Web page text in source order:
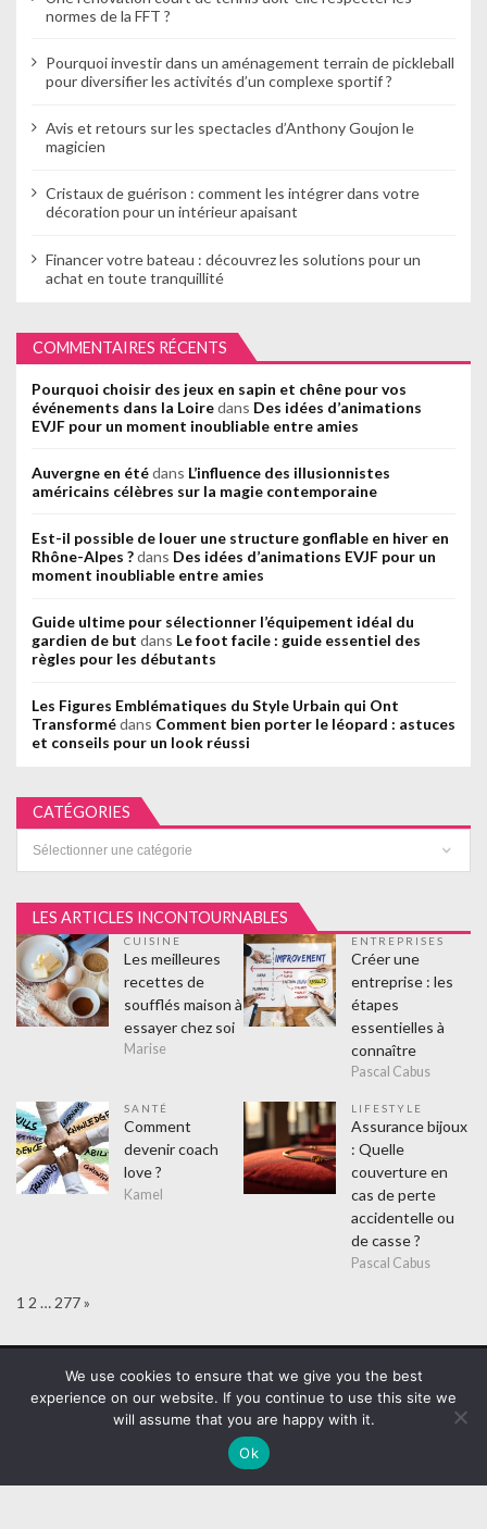
normes de la FFT ?
Pourquoi investir dans un aménagement terrain de pickleball
pour diversifier les activités d’un complexe sportif ?
Avis et retours sur les spectacles d’Anthony Goujon le
magicien
Cristaux de guérison : comment les intégrer dans votre
décoration pour un intérieur apaisant
Financer votre bateau : découvrez les solutions pour un
achat en toute tranquillité
COMMENTAIRES RÉCENTS
Pourquoi choisir des jeux en sapin et chêne pour vos
événements dans la Loiredans Des idées d’animations
EVJF pour un moment inoubliable entre amies
Auvergne en étédans L’influence des illusionnistes
américains célèbres sur la magie contemporaine
Est-il possible de louer une structure gonflable en hiver en
Rhône-Alpes ?dans Des idées d’animations EVJF pour un
moment inoubliable entre amies
Guide ultime pour sélectionner l’équipement idéal du
gardien de but dans Le foot facile : guide essentiel des
règles pour les débutants
Les Figures Emblématiques du Style Urbain qui Ont
Transformédans Comment bien porter le léopard : astuces
et conseils pour un look réussi
CATÉGORIES
LES ARTICLES INCONTOURNABLES
CUISINE
Les meilleures
recettes de
soufflés maison à
essayer chez soi
Marise
ENTREPRISES
Créer une
entreprise : les
étapes
essentielles à
connaître
Pascal Cabus
SANTÉ
Comment
devenir coach
love ?
Kamel
LIFESTYLE
Assurance bijoux
: Quelle
couverture en
cas de perte
accidentelle ou
de casse ?
Pascal Cabus
Page:
1 2 … 277Next
»
WordPress Theme :VMagazine Lite
Assurance
Education Entreprises Cadeaux
Evènements
Formation Lifestyle Achats
Amusement
Sorties Sports
Electricien
Webmasters
We use cookies to ensure that we give you the best
experience on our website. If you continue to use this site we
will assume that you are happy with it.
Ok